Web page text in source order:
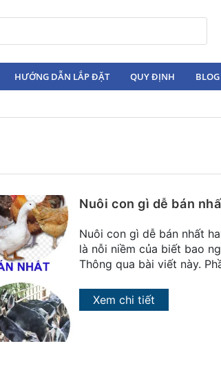
HƯỚNG DẪN LẮP ĐẶT QUY ĐỊNH
Nuôi con gì dễ bán
Nuôi con gì dễ bán nhất
là nỗi niềm của biết bao
Thông qua bài viết này.
Xem chi tiết